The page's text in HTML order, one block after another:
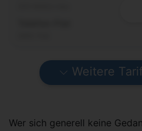
Weitere
Wer sich generell keine